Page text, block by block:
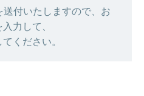
付いたしますので、お
力して、
ください。